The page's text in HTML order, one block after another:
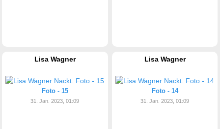
Lisa Wagner
Foto - 15
31. Jan. 2023, 01:09
Lisa Wagner
Foto - 14
31. Jan. 2023, 01:09